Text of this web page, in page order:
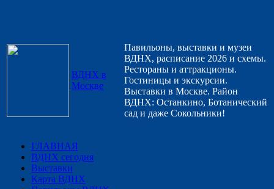
ВДНХ в
Москве
Павильоны, выставки и музеи
ВДНХ, расписание 2026 и схемы.
Рестораны и аттракционы.
Гостиницы и экскурсии.
Выставки в Москве. Район
ВДНХ: Останкино, Ботанический
сад и даже Сокольники!
ГЛАВНАЯ
ВДНХ сегодня
Выставки
Карта ВДНХ